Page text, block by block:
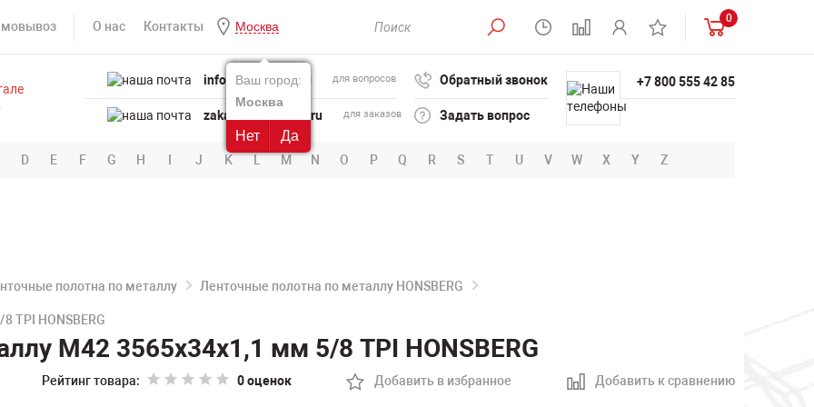
О нас Контакты Москва
Ваш город:
Москва
Нет Да
0
info@powertool.ru для вопросов
zakaz@powertool.ru для заказов
Обратный звонок
Задать вопрос
+7 800 555 42 85
D E F G H I J K L M N O P Q R S T U V W X Y Z
полотна по металлу Ленточные полотна по металлу HONSBERG
TPI HONSBERG
M42 3565х34х1,1 мм 5/8 TPI HONSBERG
Рейтинг товара: 0 оценок Добавить в избранное Добавить к сравнению